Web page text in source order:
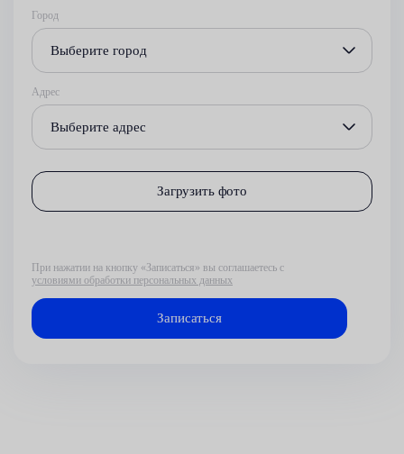
Город
Выберите город
Адрес
Выберите адрес
Загрузить фото
При нажатии на кнопку «Записаться» вы соглашаетесь с
условиями обработки персональных данных